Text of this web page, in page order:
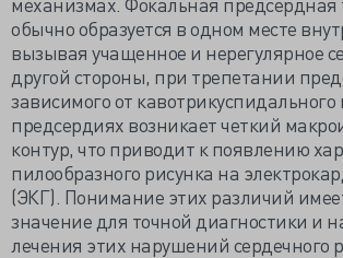
обычно образуется в одном месте
вызывая учащенное и нерегулярное
другой стороны, при трепетании
зависимого от
предсердиях возникает четкий
контур, что приводит к появлению
пилообразного рисунка на
(ЭКГ). Понимание этих различий
значение для точной диагностики и
лечения этих нарушений сердечного